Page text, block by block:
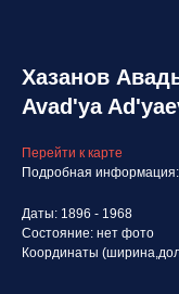
Хазанов
Avad'ya
Перейти к карте
Подробная информация:
Даты: 1896 - 1968
Состояние: нет фото
Координаты